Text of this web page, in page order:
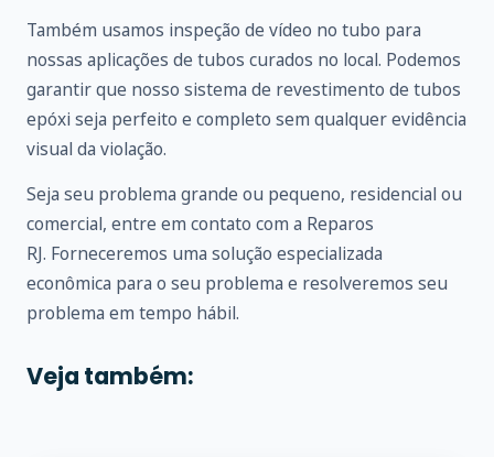
Também usamos inspeção de vídeo no tubo para
nossas aplicações de tubos curados no local. Podemos
garantir que nosso sistema de revestimento de tubos
epóxi seja perfeito e completo sem qualquer evidência
visual da violação.
Seja seu problema grande ou pequeno, residencial ou
comercial, entre em contato com a Reparos
RJ. Forneceremos uma solução especializada
econômica para o seu problema e resolveremos seu
problema em tempo hábil.
Veja também: